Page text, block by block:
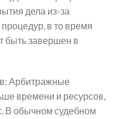
дела из-за
в то время
быть завершен в
Арбитражные
времени и ресурсов,
В обычном судебном